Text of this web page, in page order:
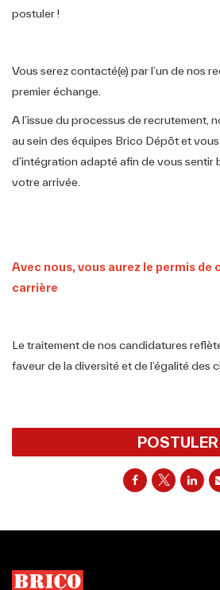
postuler !
Vous serez contacté(e) par l’un de nos
premier échange.
A l’issue du processus de recrutement,
au sein des équipes Brico Dépôt et
d’intégration adapté afin de vous sentir
votre arrivée.
Avec nous, vous aurez le permis
carrière
Le traitement de nos candidatures
faveur de la diversité et de l’égalité des
POSTULER